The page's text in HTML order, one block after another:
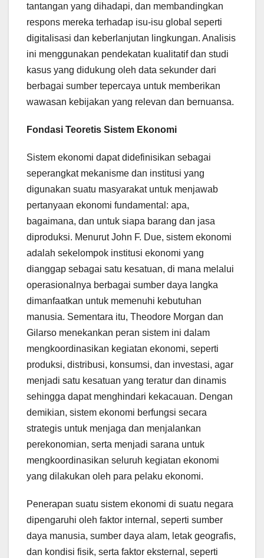
tantangan yang dihadapi, dan membandingkan
respons mereka terhadap isu-isu global seperti
digitalisasi dan keberlanjutan lingkungan. Analisis
ini menggunakan pendekatan kualitatif dan studi
kasus yang didukung oleh data sekunder dari
berbagai sumber tepercaya untuk memberikan
wawasan kebijakan yang relevan dan bernuansa.
Fondasi Teoretis Sistem Ekonomi
Sistem ekonomi dapat didefinisikan sebagai
seperangkat mekanisme dan institusi yang
digunakan suatu masyarakat untuk menjawab
pertanyaan ekonomi fundamental: apa,
bagaimana, dan untuk siapa barang dan jasa
diproduksi. Menurut John F. Due, sistem ekonomi
adalah sekelompok institusi ekonomi yang
dianggap sebagai satu kesatuan, di mana melalui
operasionalnya berbagai sumber daya langka
dimanfaatkan untuk memenuhi kebutuhan
manusia. Sementara itu, Theodore Morgan dan
Gilarso menekankan peran sistem ini dalam
mengkoordinasikan kegiatan ekonomi, seperti
produksi, distribusi, konsumsi, dan investasi, agar
menjadi satu kesatuan yang teratur dan dinamis
sehingga dapat menghindari kekacauan. Dengan
demikian, sistem ekonomi berfungsi secara
strategis untuk menjaga dan menjalankan
perekonomian, serta menjadi sarana untuk
mengkoordinasikan seluruh kegiatan ekonomi
yang dilakukan oleh para pelaku ekonomi.
Penerapan suatu sistem ekonomi di suatu negara
dipengaruhi oleh faktor internal, seperti sumber
daya manusia, sumber daya alam, letak geografis,
dan kondisi fisik, serta faktor eksternal, seperti